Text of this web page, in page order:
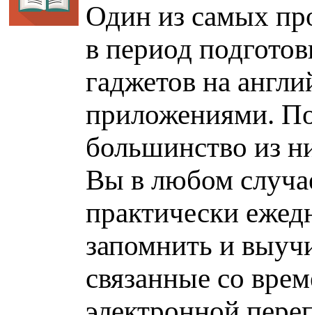
Один из самых
в период
гаджетов на
приложениями.
большинство из
Вы в любом
практически
запомнить и
связанные со